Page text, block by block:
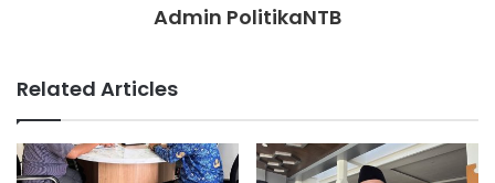
Admin PolitikaNTB
Related Articles